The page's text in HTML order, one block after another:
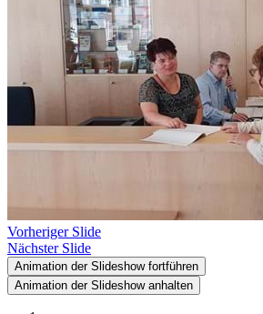
Vorheriger Slide
Nächster Slide
Animation der Slideshow fortführen
Animation der Slideshow anhalten